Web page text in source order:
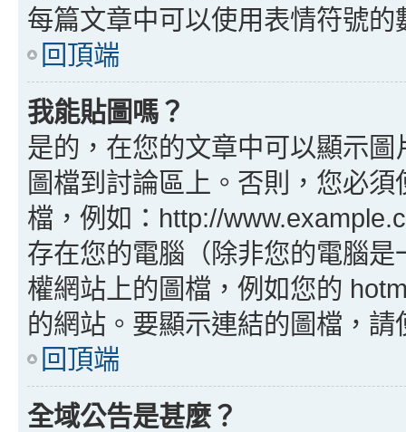
每篇文章中可以使用表情符號的
回頂端
我能貼圖嗎？
是的，在您的文章中可以顯示
圖檔到討論區上。否則，您必
檔，例如：http://
存在您的電腦（除非您的電腦
權網站上的圖檔，例如您的
的網站。要顯示連結的圖檔，
回頂端
全域公告是甚麼？